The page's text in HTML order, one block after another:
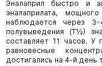
Эналаприл быстро и
эналаприлата,
наблюдается через
полувыведения (Т½)
составляет 11 часов. У
равновесные
достигались на 4-й день